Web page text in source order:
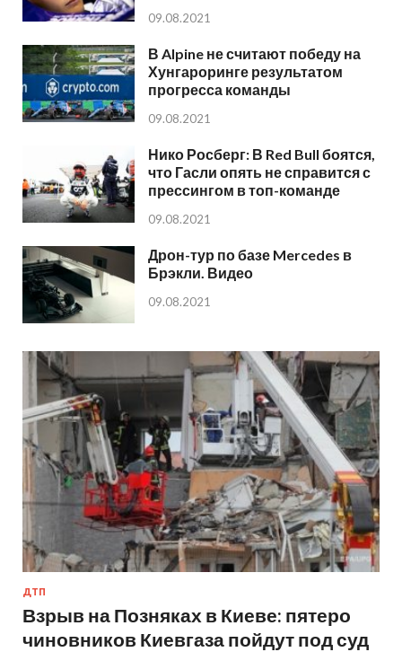
09.08.2021
В Alpine не считают победу на
Хунгароринге результатом
прогресса команды
09.08.2021
Нико Росберг: В Red Bull боятся,
что Гасли опять не справится с
прессингом в топ-команде
09.08.2021
Дрон-тур по базе Mercedes в
Брэкли. Видео
09.08.2021
ДТП
Взрыв на Позняках в Киеве: пятеро
чиновников Киевгаза пойдут под суд